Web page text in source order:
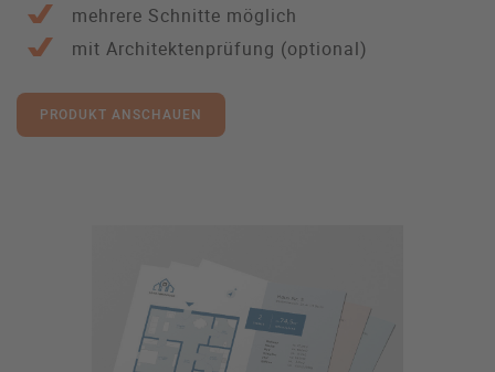
mehrere Schnitte möglich
mit Architektenprüfung (optional)
PRODUKT ANSCHAUEN